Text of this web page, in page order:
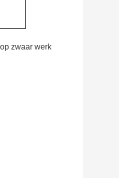
zwaar werk